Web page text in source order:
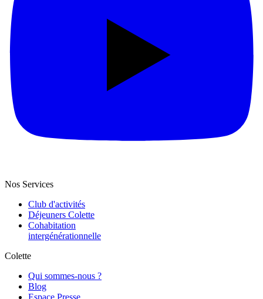
Nos Services
Club d'activités
Déjeuners Colette
Cohabitation
intergénération­nelle
Colette
Qui sommes-nous ?
Blog
Espace Presse